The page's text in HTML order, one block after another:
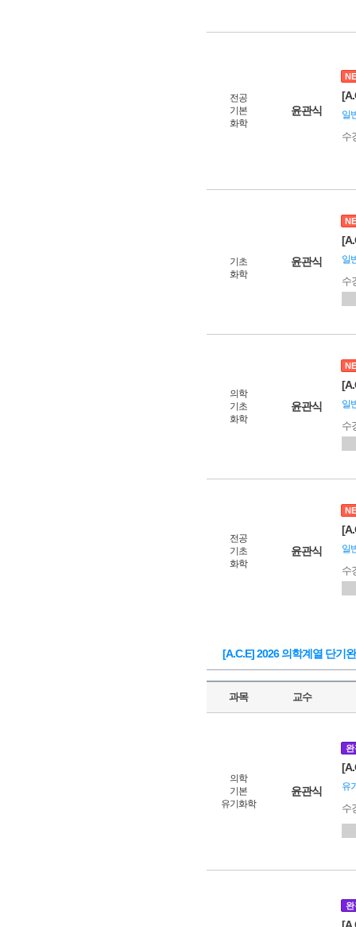
전공
기본
화학
윤관식 일
수
기초
화학
윤관식 일
수
의학
기초
화학
윤관식 일
수
전공
기초
화학
윤관식 일
수
[A.C.E] 2026 의학계열 단기
과목 교수
의학
기본
유기화학
윤관식
완
유
수
완